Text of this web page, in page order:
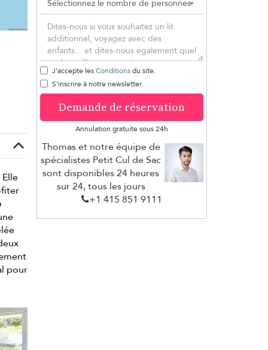
pour
J'accepte lesConditionsdu site.
S'inscrire à notre newsletter.
Demande de réservation
Annulation gratuite sous 24h
Thomas et notre équipe de
spécialistes Petit Cul de Sac
sont disponibles 24 heures
sur 24, tous les jours
+1 ​415 851 9111